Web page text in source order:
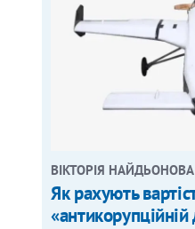
ВІКТОРІЯ
Як рахують
«антикорупційній